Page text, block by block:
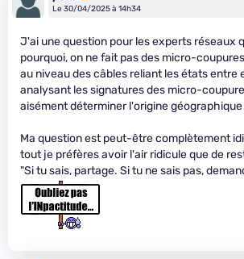
Le 30/04/2025 à 14h34
J'ai une question pour les experts réseaux
pourquoi, on ne fait pas des micro-
au niveau des câbles reliant les états entre
analysant les signatures des micro-
aisément déterminer l'origine
Ma question est peut-être complètement
tout je préfères avoir l'air ridicule que de
"Si tu sais, partage. Si tu ne sais pas,